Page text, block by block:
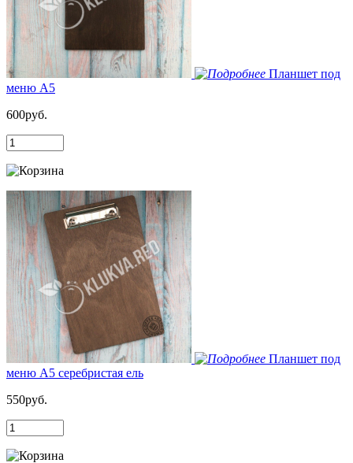
Планшет под
меню А5
600руб.
Планшет под
меню А5 серебристая ель
550руб.